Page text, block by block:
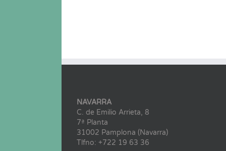
NAVARRA
C. de Emilio Arrieta, 8
7ª Planta
31002 Pamplona (Navarra)
Tlfno: +722 19 63 36